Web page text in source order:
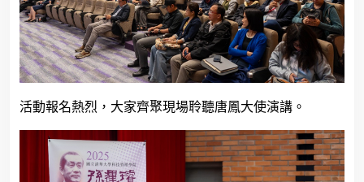
活動報名熱烈，大家齊聚現場聆聽唐鳳大使演講。